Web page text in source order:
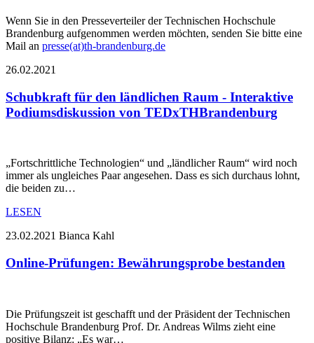
Wenn Sie in den Presseverteiler der Technischen Hochschule
Brandenburg aufgenommen werden möchten, senden Sie bitte eine
Mail an presse(at)th-brandenburg.de
26.02.2021
Schubkraft für den ländlichen Raum - Interaktive
Podiumsdiskussion von TEDxTHBrandenburg
„Fortschrittliche Technologien“ und „ländlicher Raum“ wird noch
immer als ungleiches Paar angesehen. Dass es sich durchaus lohnt,
die beiden zu…
LESEN
23.02.2021 Bianca Kahl
Online-Prüfungen: Bewährungsprobe bestanden
Die Prüfungszeit ist geschafft und der Präsident der Technischen
Hochschule Brandenburg Prof. Dr. Andreas Wilms zieht eine
positive Bilanz: „Es war…